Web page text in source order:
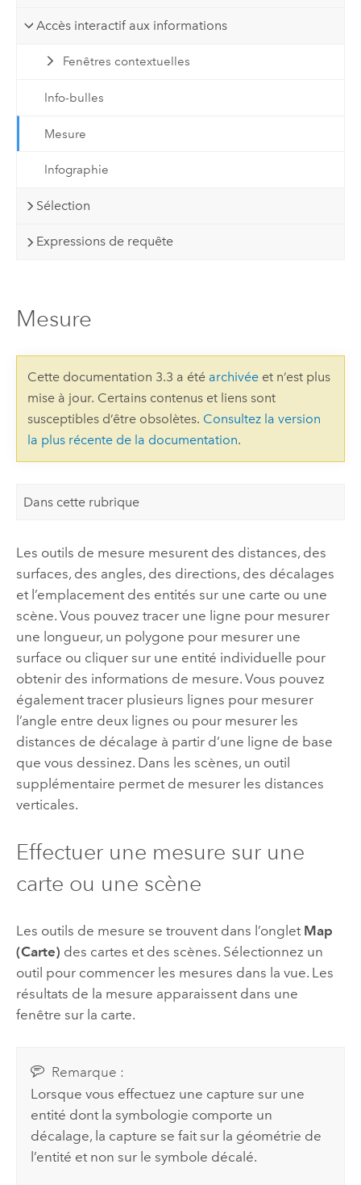
Accès interactif aux informations
Fenêtres contextuelles
Info-bulles
Mesure
Infographie
Sélection
Expressions de requête
Mesure
Cette documentation 3.3 a été archivéeet n’est plus
mise à jour. Certains contenus et liens sont
susceptibles d’être obsolètes. Consultez la version
la plus récente de la documentation.
Dans cette rubrique
Les outils de mesure mesurent des distances, des
surfaces, des angles, des directions, des décalages
et l’emplacement des entités sur une carte ou une
scène. Vous pouvez tracer une ligne pour mesurer
une longueur, un polygone pour mesurer une
surface ou cliquer sur une entité individuelle pour
obtenir des informations de mesure. Vous pouvez
également tracer plusieurs lignes pour mesurer
l’angle entre deux lignes ou pour mesurer les
distances de décalage à partir d’une ligne de base
que vous dessinez. Dans les scènes, un outil
supplémentaire permet de mesurer les distances
verticales.
Effectuer une mesure sur une
carte ou une scène
Les outils de mesure se trouvent dans l’onglet Map
(Carte) des cartes et des scènes. Sélectionnez un
outil pour commencer les mesures dans la vue. Les
résultats de la mesure apparaissent dans une
fenêtre sur la carte.
Remarque :
Lorsque vous effectuez une capture sur une
entité dont la symbologie comporte un
décalage, la capture se fait sur la géométrie de
l’entité et non sur le symbole décalé.